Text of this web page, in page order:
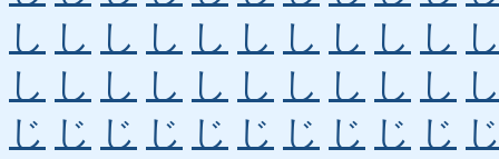
し し し し し し し し し し
し し し し し し し し し し
じ じ じ じ じ じ じ じ じ じ